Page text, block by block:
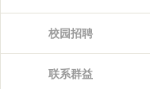
校园招聘
联系群益